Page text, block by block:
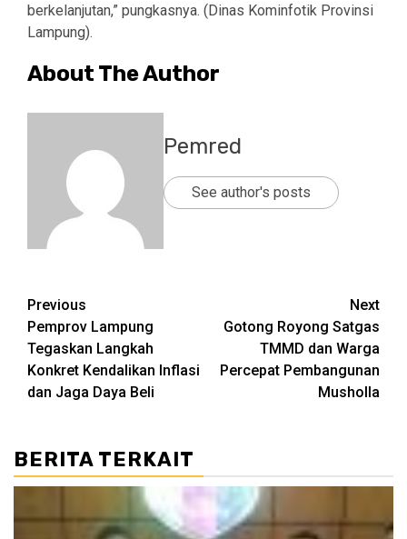
berkelanjutan,” pungkasnya. (Dinas Kominfotik Provinsi
Lampung).
About The Author
Pemred
See author's posts
Post
navigation
Previous
Pemprov Lampung
Tegaskan Langkah
Konkret Kendalikan Inflasi
dan Jaga Daya Beli
Next
Gotong Royong Satgas
TMMD dan Warga
Percepat Pembangunan
Musholla
BERITA TERKAIT